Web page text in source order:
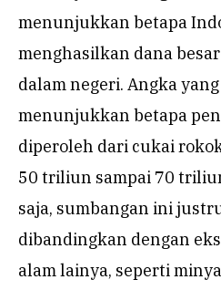
menunjukkan betapa
menghasilkan dana
dalam negeri. Angka
menunjukkan betapa
diperoleh dari cukai
50 triliun sampai 70
saja, sumbangan ini
dibandingkan dengan
alam lainya, seperti